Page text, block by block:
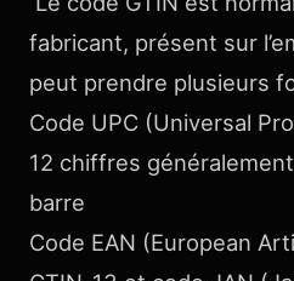
fabricant, présent sur
peut prendre plusieurs
Code UPC (Universal
12 chiffres
barre
Code EAN (European